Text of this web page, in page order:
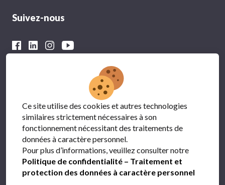
Suivez-nous
Avec le soutien financier du
Ce site utilise des cookies et autres technologies
similaires strictement nécessaires à son
fonctionnement nécessitant des traitements de
données à caractère personnel.
Pour plus d’informations, veuillez consulter notre
Politique de confidentialité – Traitement et
protection des données à caractère personnel